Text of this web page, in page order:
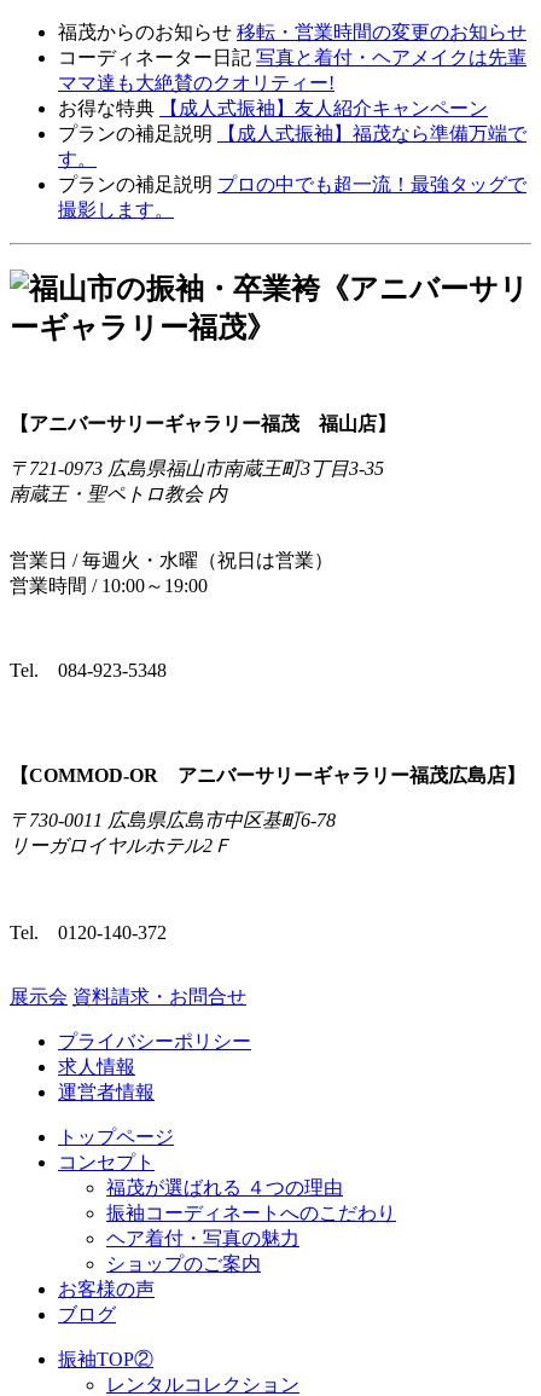
福茂からのお知らせ 移転・営業時間の変更のお知らせ
コーディネーター日記 写真と着付・ヘアメイクは先輩
ママ達も大絶賛のクオリティー!
お得な特典
【成人式振袖】友人紹介キャンペーン
プランの補足説明
【成人式振袖】福茂なら準備万端で
す。
プランの補足説明 プロの中でも超一流！最強タッグで
撮影します。
【アニバーサリーギャラリー福茂 福山店】
〒721-0973 広島県福山市南蔵王町3丁目3-35
南蔵王・聖ペトロ教会 内
営業日 / 毎週火・水曜（祝日は営業）
営業時間 / 10:00～19:00
Tel. 084-923-5348
【COMMOD‐OR アニバーサリーギャラリー福茂広島店】
〒730-0011 広島県広島市中区基町6-78
リーガロイヤルホテル2Ｆ
Tel. 0120-140-372
展示会 資料請求・お問合せ
プライバシーポリシー
求人情報
運営者情報
トップページ
コンセプト
福茂が選ばれる ４つの理由
振袖コーディネートへのこだわり
ヘア着付・写真の魅力
ショップのご案内
お客様の声
ブログ
振袖TOP②
レンタルコレクション